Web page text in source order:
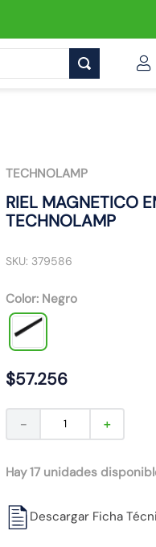
TECHNOLAMP
RIEL MAGNETICO
TECHNOLAMP
SKU: 379586
Color: Negro
$57.256
＋
－
Hay 17 unidades
Descargar Ficha